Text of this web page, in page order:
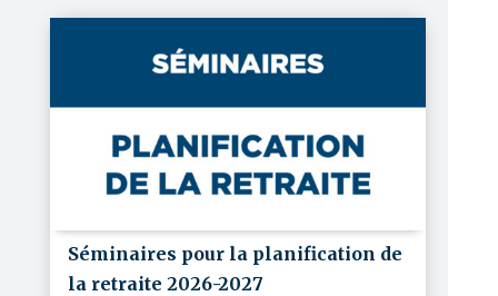
Séminaires pour la planification de
la retraite 2026-2027